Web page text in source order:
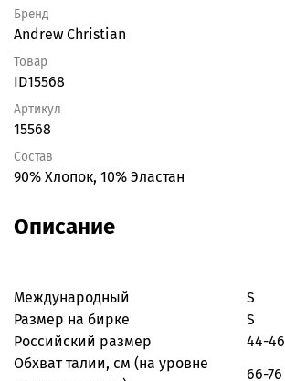
Бренд
Andrew Christian
Товар
ID15568
Артикул
15568
Состав
90% Хлопок, 10% Эластан
Описание
Международный S
Размер на бирке
S
Российский размер
44-46
Обхват талии, см (на уровне
66-76